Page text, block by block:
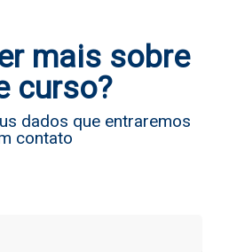
mais sobre
curso?
dados que entraremos
contato